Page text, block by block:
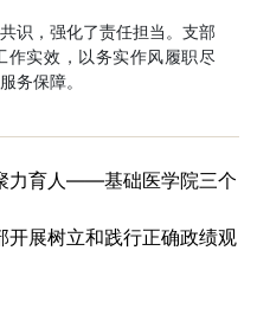
识，强化了责任担当。支部
作实效，以务实作风履职尽
务保障。
力育人——基础医学院三个
开展树立和践行正确政绩观